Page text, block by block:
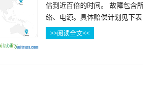
倍到近百倍的时间。 故障包含
络、电源。具体赔偿计划见下
>>阅读全文<<